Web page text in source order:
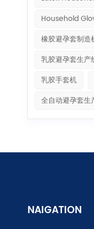
Household
橡胶避孕套制造
乳胶避孕套生产
乳胶手套机
全自动避孕套生
NAIGATION